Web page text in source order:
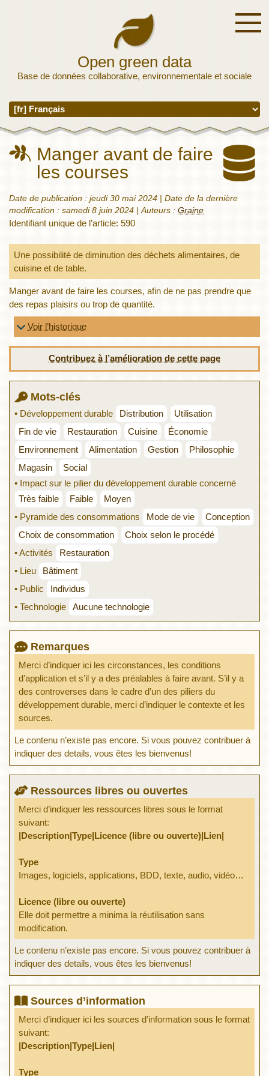
Open green data
Base de données collaborative, environnementale et sociale
Manger avant de faire
les courses
Date de publication :jeudi 30 mai 2024 | Date de la dernière
modification :samedi 8 juin 2024 |Auteurs :Graine
Identifiant unique de l’article: 590
Une possibilité de diminution des déchets alimentaires, de
cuisine et de table.
Manger avant de faire les courses, afin de ne pas prendre que
des repas plaisirs ou trop de quantité.
Voir l’historique
Contribuez à l’amélioration de cette page
Mots-clés
• Développement durable Distribution
Utilisation
Fin de vie
Restauration Cuisine
Économie
Environnement
Alimentation Gestion
Philosophie
Magasin
Social
• Impact sur le pilier du développement durable concerné
Très faible
Faible
Moyen
• Pyramide des consommations
Mode de vie
Conception
Choix de consommation
Choix selon le procédé
• Activités
Restauration
• Lieu
Bâtiment
• Public
Individus
• Technologie
Aucune technologie
Remarques
Merci d’indiquer ici les circonstances, les conditions
d’application et s’il y a des préalables à faire avant. S’il y a
des controverses dans le cadre d’un des piliers du
développement durable, merci d’indiquer le contexte et les
sources.
Le contenu n’existe pas encore. Si vous pouvez contribuer à
indiquer des details, vous êtes les bienvenus!
Ressources libres ou ouvertes
Merci d’indiquer les ressources libres sous le format
suivant:
|Description|Type|Licence (libre ou ouverte)|Lien|
Type
Images, logiciels, applications, BDD, texte, audio, vidéo…
Licence (libre ou ouverte)
Elle doit permettre a minima la réutilisation sans
modification.
Le contenu n’existe pas encore. Si vous pouvez contribuer à
indiquer des details, vous êtes les bienvenus!
Sources d’information
Merci d’indiquer ici les sources d’information sous le format
suivant:
|Description|Type|Lien|
Type